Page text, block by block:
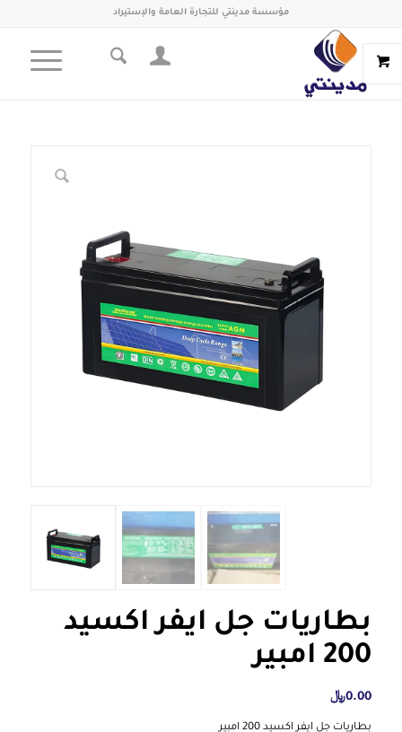
مؤسسة مدينتي للتجارة العامة والإستيراد
بطاريات جل ايفر اكسيد
200 امبير
0.00﷼
بطاريات جل ايفر اكسيد 200 امبير